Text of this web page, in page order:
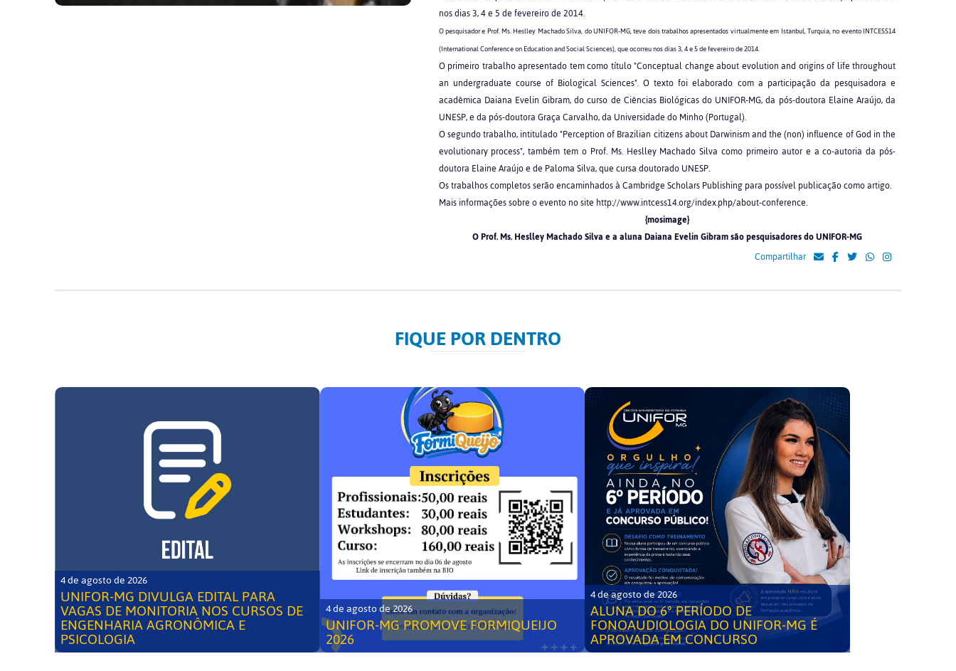
nos dias 3, 4 e 5 de fevereiro de 2014.
O pesquisador e Prof. Ms. Heslley Machado Silva, do UNIFOR-MG, teve dois trabalhos apresentados virtualmente em Istanbul, Turquia, no evento INTCESS14
(International Conference on Education and Social Sciences), que ocorreu nos dias 3, 4 e 5 de fevereiro de 2014.
O primeiro trabalho apresentado tem como título "Conceptual change about evolution and origins of life throughout
an undergraduate course of Biological Sciences". O texto foi elaborado com a participação da pesquisadora e
acadêmica Daiana Evelin Gibram, do curso de Ciências Biológicas do UNIFOR-MG, da pós-doutora Elaine Araújo, da
UNESP, e da pós-doutora Graça Carvalho, da Universidade do Minho (Portugal).
O segundo trabalho, intitulado "Perception of Brazilian citizens about Darwinism and the (non) influence of God in the
evolutionary process", também tem o Prof. Ms. Heslley Machado Silva como primeiro autor e a co-autoria da pós-
doutora Elaine Araújo e de Paloma Silva, que cursa doutorado UNESP.
Os trabalhos completos serão encaminhados à Cambridge Scholars Publishing para possível publicação como artigo.
Mais informações sobre o evento no site http://www.intcess14.org/index.php/about-conference.
{mosimage}
O Prof. Ms. Heslley Machado Silva e a aluna Daiana Evelin Gibram são pesquisadores do UNIFOR-MG
Compartilhar
FIQUE POR DENTRO
4 de agosto de 2026
UNIFOR-MG DIVULGA EDITAL PARA
VAGAS DE MONITORIA NOS CURSOS DE
ENGENHARIA AGRONÔMICA E
PSICOLOGIA
4 de agosto de 2026
UNIFOR-MG PROMOVE FORMIQUEIJO
2026
4 de agosto de 2026
ALUNA DO 6° PERÍODO DE
FONOAUDIOLOGIA DO UNIFOR-MG É
APROVADA EM CONCURSO